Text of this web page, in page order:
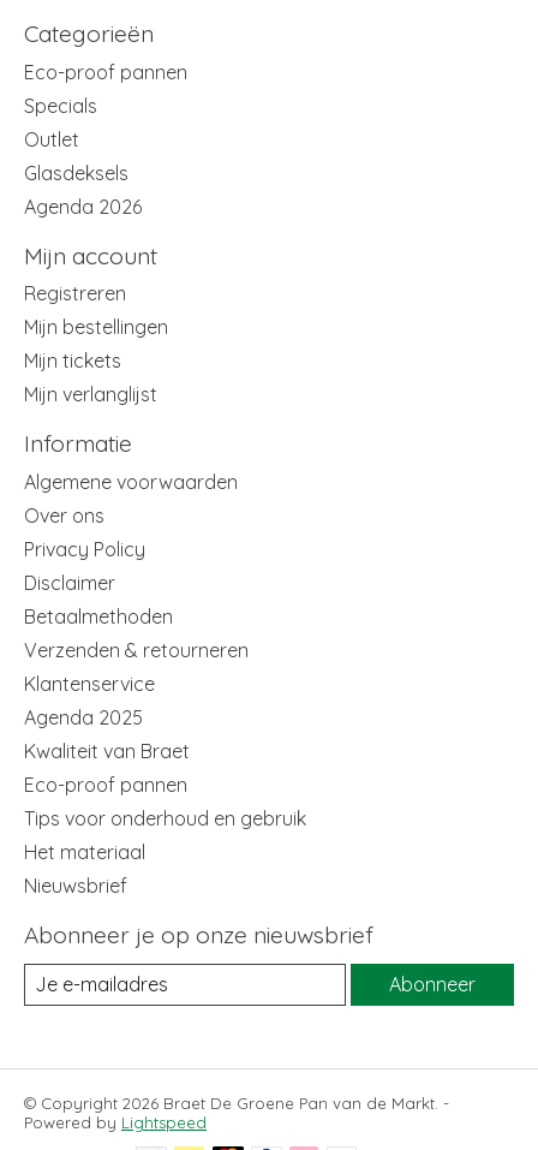
Categorieën
Eco-proof pannen
Specials
Outlet
Glasdeksels
Agenda 2026
Mijn account
Registreren
Mijn bestellingen
Mijn tickets
Mijn verlanglijst
Informatie
Algemene voorwaarden
Over ons
Privacy Policy
Disclaimer
Betaalmethoden
Verzenden & retourneren
Klantenservice
Agenda 2025
Kwaliteit van Braet
Eco-proof pannen
Tips voor onderhoud en gebruik
Het materiaal
Nieuwsbrief
Abonneer je op onze nieuwsbrief
Abonneer
© Copyright 2026 Braet De Groene Pan van de Markt. -
Powered by Lightspeed